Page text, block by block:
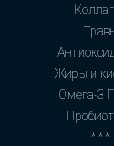
Жиры и
Омега-3
* * *